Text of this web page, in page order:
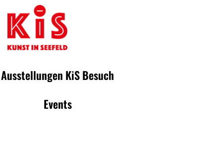
Ausstellungen KiSBesuch
Events